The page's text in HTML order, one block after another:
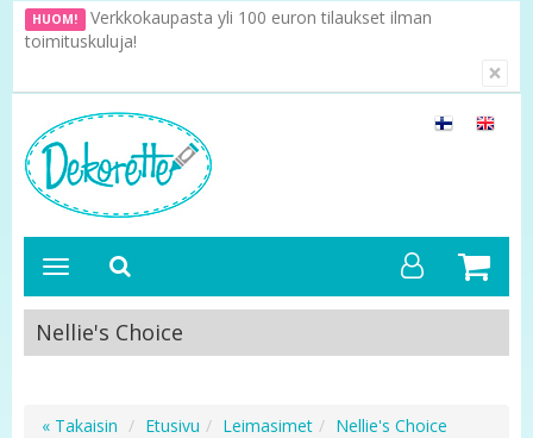
HUOM! Verkkokaupasta yli 100 euron tilaukset ilman
toimituskuluja!
×
Nellie's Choice
« Takaisin Etusivu Leimasimet Nellie's Choice